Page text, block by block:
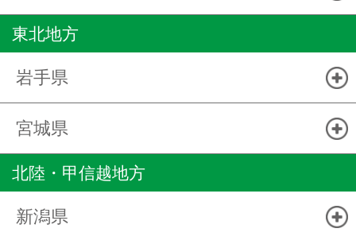
東北地方
岩手県
宮城県
北陸・甲信越地方
新潟県